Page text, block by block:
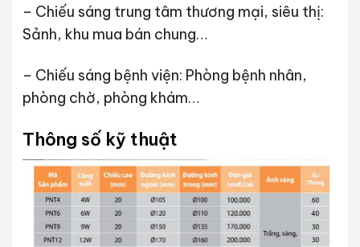
– Chiếu sáng trung tâm thương mại, siêu thị:
Sảnh, khu mua bán chung…
– Chiếu sáng bệnh viện: Phòng bệnh nhân,
phòng chờ, phòng khám…
Thông số kỹ thuật